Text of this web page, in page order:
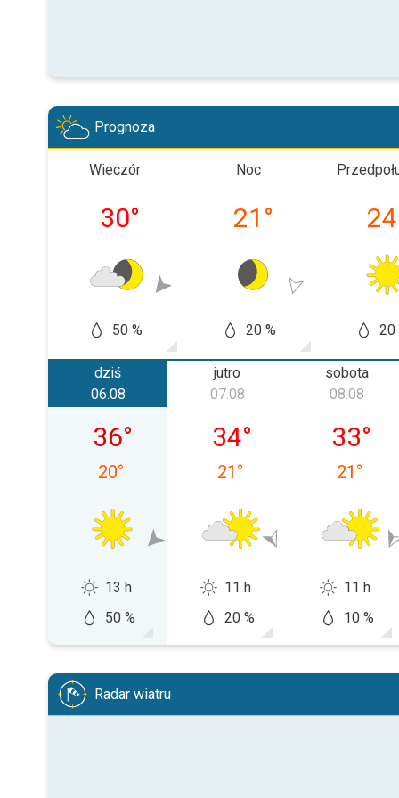
Prognoza
Wieczór
30°
50 %
Noc
21 °
20 %
24
20
dziś
czwartek, 06.08
06.08
36°
20°
13 h
50 %
jutro
piątek, 07.08
07.08
34°
21 °
11 h
20 %
sobota
sobota,
08.08
33°
21 °
11 h
10 %
Radar wiatru